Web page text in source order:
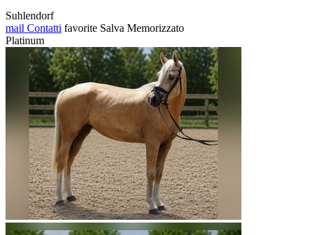
Suhlendorf
mail Contatti favorite Salva Memorizzato
Platinum